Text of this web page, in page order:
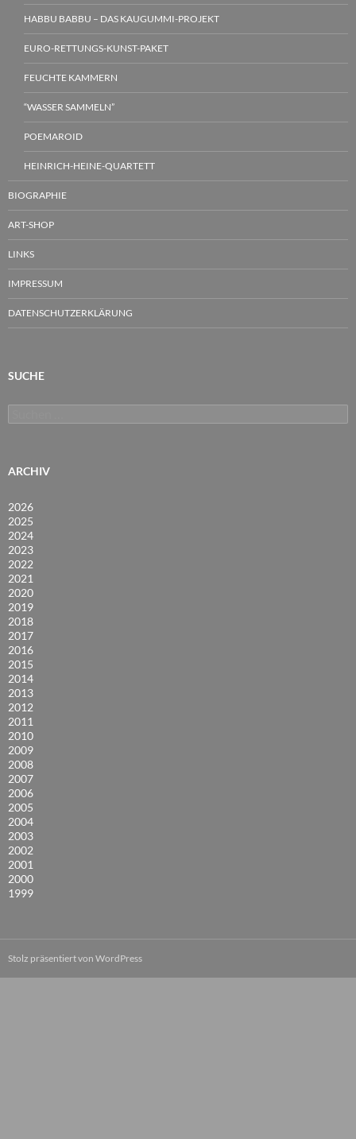
HABBU BABBU – DAS KAUGUMMI-PROJEKT
EURO-RETTUNGS-KUNST-PAKET
FEUCHTE KAMMERN
“WASSER SAMMELN”
POEMAROID
HEINRICH-HEINE-QUARTETT
BIOGRAPHIE
ART-SHOP
LINKS
IMPRESSUM
DATENSCHUTZERKLÄRUNG
SUCHE
nach:
ARCHIV
2026
2025
2024
2023
2022
2021
2020
2019
2018
2017
2016
2015
2014
2013
2012
2011
2010
2009
2008
2007
2006
2005
2004
2003
2002
2001
2000
1999
Stolz präsentiert von WordPress